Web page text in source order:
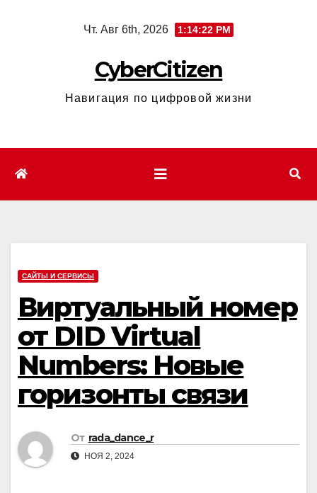
Чт. Авг 6th, 2026 1:14:23 PM
CyberCitizen
Навигация по цифровой жизни
САЙТЫ И СЕРВИСЫ
Виртуальный номер
от DID Virtual
Numbers: Новые
горизонты связи
От rada_dance_r
НОЯ 2, 2024